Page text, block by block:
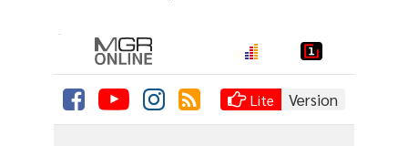
Motoring
วิทยาศาสตร์